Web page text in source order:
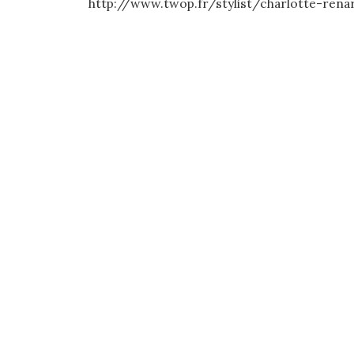
http://www.twop.fr/stylist/charlotte-